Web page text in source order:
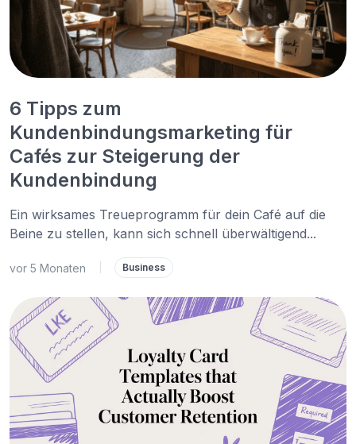
6 Tipps zum
Kundenbindungsmarketing für
Cafés zur Steigerung der
Kundenbindung
Ein wirksames Treueprogramm für dein Café auf die
Beine zu stellen, kann sich schnell überwältigend...
vor 5 Monaten Business